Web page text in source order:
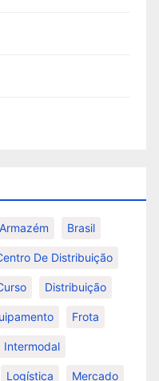
Armazém Brasil
De Distribuição
Distribuição
Frota
Intermodal
Logística Mercado